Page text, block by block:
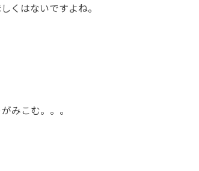
くはないですよね。
みこむ。。。